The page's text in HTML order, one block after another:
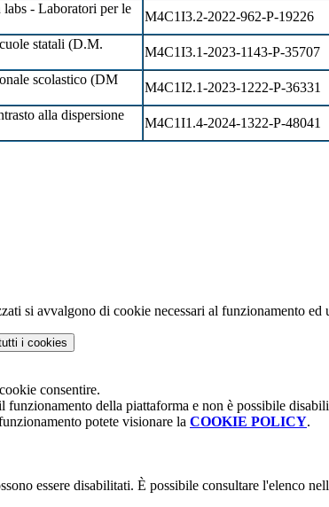
- Laboratori per le
M4C1I3.2-2022-962-P-19226
statali (D.M.
M4C1I3.1-2023-1143-P-35707
scolastico (DM
M4C1I2.1-2023-1222-P-36331
alla dispersione
M4C1I1.4-2024-1322-P-48041
si avvalgono di cookie necessari al funzionamento
i cookies
consentire.
funzionamento della piattaforma e non è possibile
potete visionare la COOKIE POLICY.
essere disabilitati. È possibile consultare l'elenco